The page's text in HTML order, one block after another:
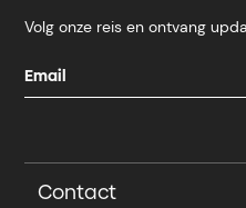
Volg onze reis en ontvang
Contact